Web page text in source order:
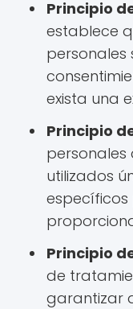
Principio
establece
personales
exista una
Principio
utilizados
Principio
de
garantizar